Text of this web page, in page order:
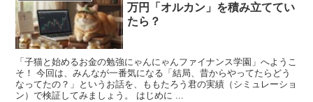
万円「オルカン」を積み立ててい
たら？
「子猫と始めるお金の勉強にゃんにゃんファイナンス学園」へようこ
そ！ 今回は、みんなが一番気になる「結局、昔からやってたらどう
なってたの？」というお話を、ももたろう君の実績（シミュレーショ
ン）で検証してみましょう。 はじめに ...